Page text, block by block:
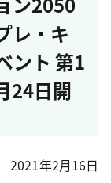
レ・キ
ント 第1
24日開
2021年2月16日